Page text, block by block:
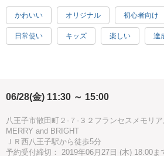
ょう♡
今回テーマは、夏帽子。
お子さま用はもちろん、大人用もOK。
者も大歓迎です☆
【日程スケジュール】
6/28 説明&顔合わせランチ会＋型紙製作
かわいい オリジナル 初心者向け
日常使い キッズ 楽しい 達
06/28(金) 11:30 ～ 15:00
八王子市散田町２-７-３２フランセスメモリ
MERRY and BRIGHT
ＪＲ西八王子駅から徒歩5分
予約受付締切： 2019年06月27日 (木) 18:00ま